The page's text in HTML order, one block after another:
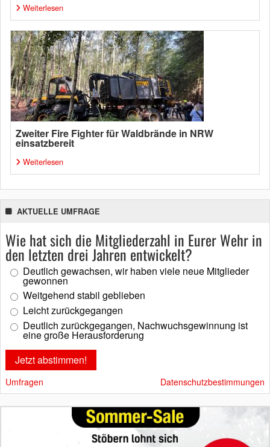
Weiterlesen
Zweiter Fire Fighter für Waldbrände in NRW
einsatzbereit
Weiterlesen
AKTUELLE UMFRAGE
Wie hat sich die Mitgliederzahl in Eurer Wehr in
den letzten drei Jahren entwickelt?
Deutlich gewachsen, wir haben viele neue Mitglieder
gewonnen
Weitgehend stabil geblieben
Leicht zurückgegangen
Deutlich zurückgegangen, Nachwuchsgewinnung ist
eine große Herausforderung
Umfragen Datenschutzbestimmungen